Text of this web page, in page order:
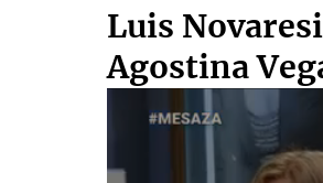
Luis
Agostina